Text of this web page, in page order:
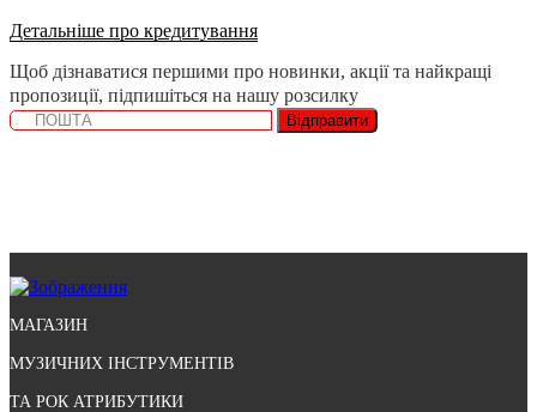
Детальніше про кредитування
Щоб дізнаватися першими про новинки, акції та найкращі
пропозиції, підпишіться на нашу розсилку
Відправити
МАГАЗИН
МУЗИЧНИХ ІНСТРУМЕНТІВ
ТА РОК АТРИБУТИКИ